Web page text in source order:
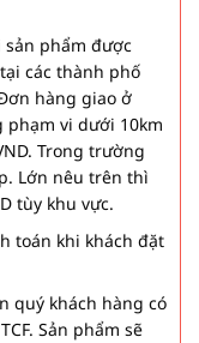
phẩm được
các thành phố
hàng giao ở
phạm vi dưới 10km
Trong trường
Lớn nêu trên thì
tùy khu vực.
toán khi khách đặt
quý khách hàng có
Sản phẩm sẽ